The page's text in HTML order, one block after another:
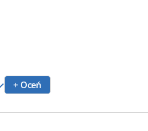
+ Oceń